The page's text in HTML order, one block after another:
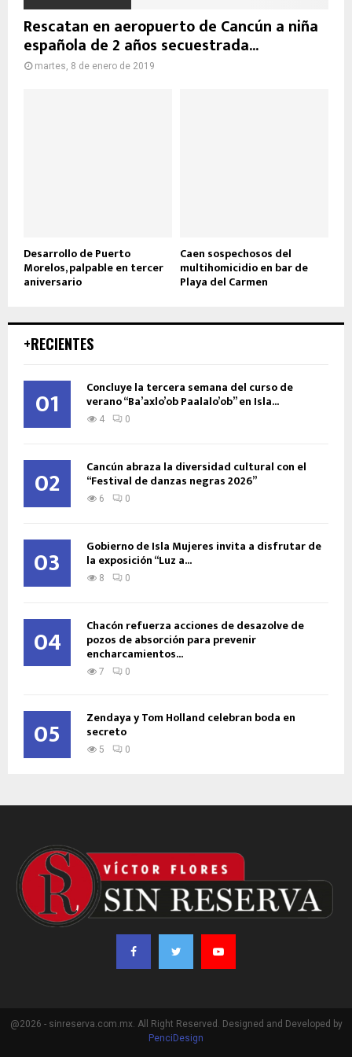
Rescatan en aeropuerto de Cancún a niña
española de 2 años secuestrada...
martes, 8 de enero de 2019
Desarrollo de Puerto
Morelos, palpable en tercer
aniversario
Caen sospechosos del
multihomicidio en bar de
Playa del Carmen
+RECIENTES
01 Concluye la tercera semana del curso de
verano “Ba’axlo’ob Paalalo’ob” en Isla...
4 0
02 Cancún abraza la diversidad cultural con el
“Festival de danzas negras 2026”
6 0
03 Gobierno de Isla Mujeres invita a disfrutar de
la exposición “Luz a...
8 0
04 Chacón refuerza acciones de desazolve de
pozos de absorción para prevenir
encharcamientos...
7 0
05 Zendaya y Tom Holland celebran boda en
secreto
5 0
@2026 - sinreserva.com.mx. All Right Reserved. Designed and Developed by
PenciDesign